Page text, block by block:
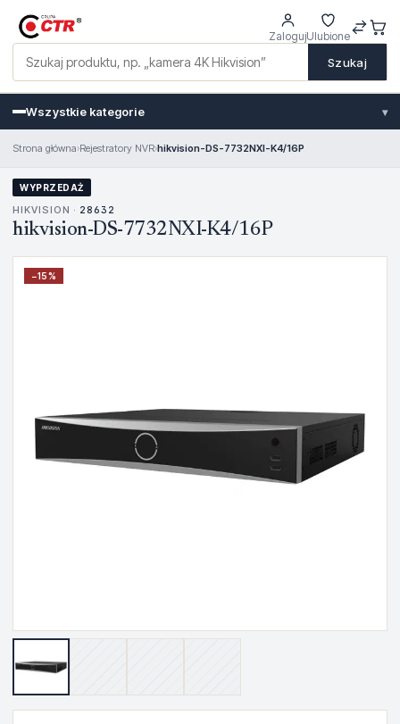
Szukaj
ZalogujUlubione
Wszystkie kategorie ▾
Strona główna›Rejestratory NVR›hikvision-DS-7732NXI-K4/16P
WYPRZEDAŻ
HIKVISION · 28632
hikvision-DS-7732NXI-K4/16P
−15%